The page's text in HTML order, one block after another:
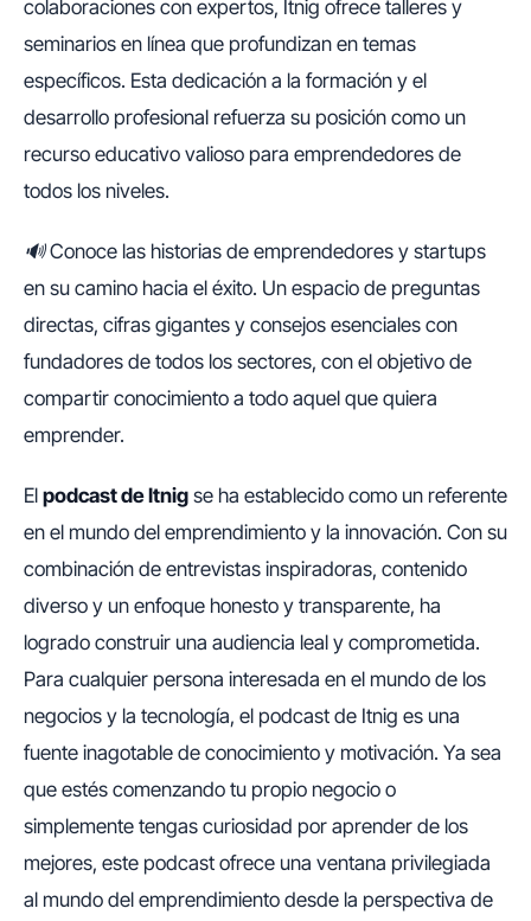
colaboraciones con expertos, Itnig ofrece talleres y
seminarios en línea que profundizan en temas
específicos. Esta dedicación a la formación y el
desarrollo profesional refuerza su posición como un
recurso educativo valioso para emprendedores de
todos los niveles.
🔊 Conoce las historias de emprendedores y startups
en su camino hacia el éxito. Un espacio de preguntas
directas, cifras gigantes y consejos esenciales con
fundadores de todos los sectores, con el objetivo de
compartir conocimiento a todo aquel que quiera
emprender.
El podcast de Itnig se ha establecido como un referente
en el mundo del emprendimiento y la innovación. Con su
combinación de entrevistas inspiradoras, contenido
diverso y un enfoque honesto y transparente, ha
logrado construir una audiencia leal y comprometida.
Para cualquier persona interesada en el mundo de los
negocios y la tecnología, el podcast de Itnig es una
fuente inagotable de conocimiento y motivación. Ya sea
que estés comenzando tu propio negocio o
simplemente tengas curiosidad por aprender de los
mejores, este podcast ofrece una ventana privilegiada
al mundo del emprendimiento desde la perspectiva de